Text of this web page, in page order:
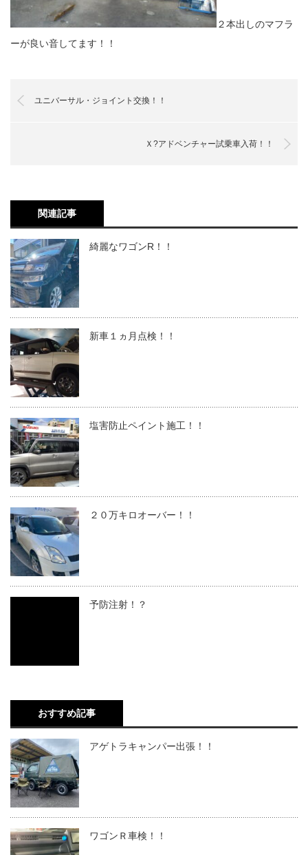
２本出しのマフラ
ーが良い音してます！！
ユニバーサル・ジョイント交換！！
Ｘ?アドベンチャー試乗車入荷！！
関連記事
綺麗なワゴンR！！
新車１ヵ月点検！！
塩害防止ペイント施工！！
２０万キロオーバー！！
予防注射！？
おすすめ記事
アゲトラキャンパー出張！！
ワゴンＲ車検！！